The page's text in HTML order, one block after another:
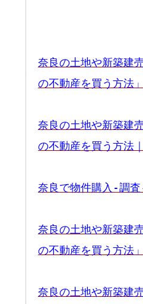
奈良の土地や新築建
の不動産を買う方法
奈良の土地や新築建
の不動産を買う方法
奈良で物件購入-調査
奈良の土地や新築建
の不動産を買う方法
奈良の土地や新築建